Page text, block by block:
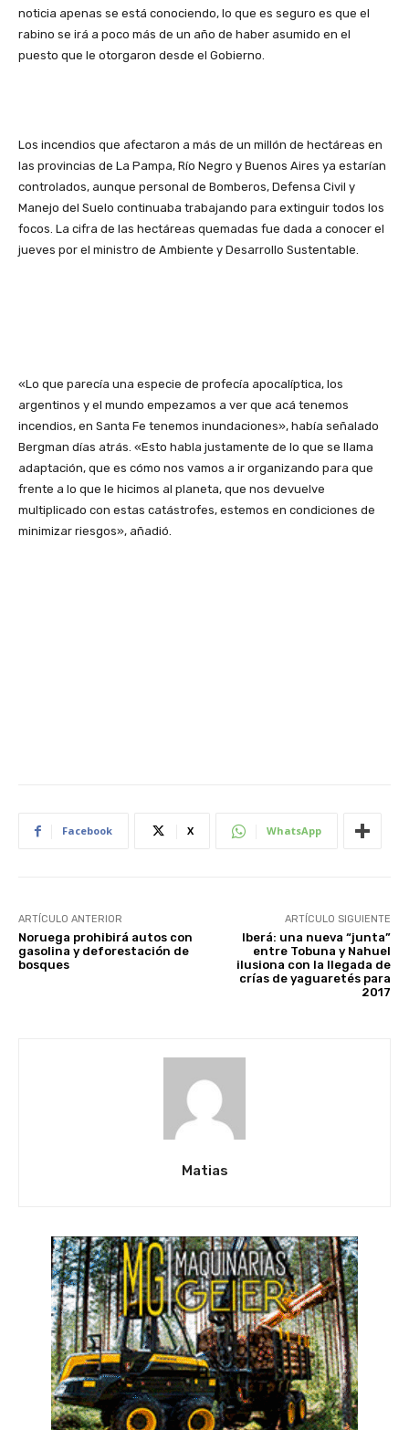
noticia apenas se está conociendo, lo que es seguro es que el
rabino se irá a poco más de un año de haber asumido en el
puesto que le otorgaron desde el Gobierno.
Los incendios que afectaron a más de un millón de hectáreas en
las provincias de La Pampa, Río Negro y Buenos Aires ya estarían
controlados, aunque personal de Bomberos, Defensa Civil y
Manejo del Suelo continuaba trabajando para extinguir todos los
focos. La cifra de las hectáreas quemadas fue dada a conocer el
jueves por el ministro de Ambiente y Desarrollo Sustentable.
«Lo que parecía una especie de profecía apocalíptica, los
argentinos y el mundo empezamos a ver que acá tenemos
incendios, en Santa Fe tenemos inundaciones», había señalado
Bergman días atrás. «Esto habla justamente de lo que se llama
adaptación, que es cómo nos vamos a ir organizando para que
frente a lo que le hicimos al planeta, que nos devuelve
multiplicado con estas catástrofes, estemos en condiciones de
minimizar riesgos», añadió.
Facebook X WhatsApp
ARTÍCULO ANTERIOR
Noruega prohibirá autos con
gasolina y deforestación de
bosques
ARTÍCULO SIGUIENTE
Iberá: una nueva “junta”
entre Tobuna y Nahuel
ilusiona con la llegada de
crías de yaguaretés para
2017
Matias